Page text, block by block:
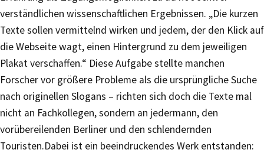
verständlichen wissenschaftlichen Ergebnissen. „Die kurzen
Texte sollen vermittelnd wirken und jedem, der den Klick auf
die Webseite wagt, einen Hintergrund zu dem jeweiligen
Plakat verschaffen.“ Diese Aufgabe stellte manchen
Forscher vor größere Probleme als die ursprüngliche Suche
nach originellen Slogans – richten sich doch die Texte mal
nicht an Fachkollegen, sondern an jedermann, den
vorübereilenden Berliner und den schlendernden
Touristen.Dabei ist ein beeindruckendes Werk entstanden: